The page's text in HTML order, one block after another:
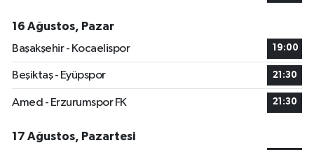
16 Ağustos, Pazar
Başakşehir - Kocaelispor
19:00
Beşiktaş - Eyüpspor 21:30
Amed - Erzurumspor FK 21:30
17 Ağustos, Pazartesi